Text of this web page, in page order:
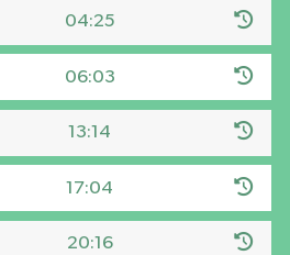
04:25
06:03
13:14
17:04
20:16